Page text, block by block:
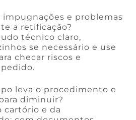
impugnações e problemas
a retificação?
técnico claro,
se necessário e use
checar riscos e
leva o procedimento e
diminuir?
cartório e da